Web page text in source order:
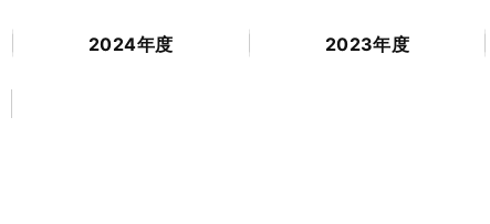
2024年度 2023年度